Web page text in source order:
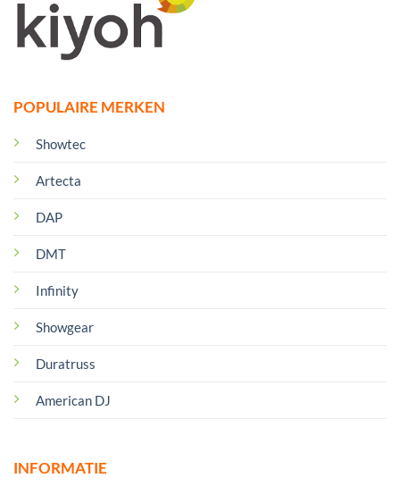
POPULAIRE MERKEN
Showtec
Artecta
DAP
DMT
Infinity
Showgear
Duratruss
American DJ
INFORMATIE